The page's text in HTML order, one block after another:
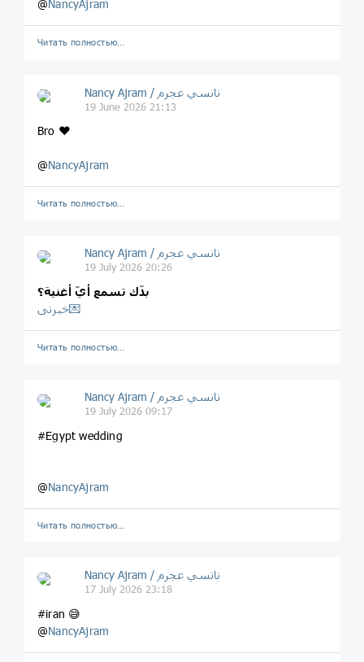
@NancyAjram
Читать полностью…
Nancy Ajram / نانسي عجرم
19 June 2026 21:13
Bro ❤️
@NancyAjram
Читать полностью…
Nancy Ajram / نانسي عجرم
19 July 2026 20:26
بدّك تسمع أيّ أغنية؟
خبرنی💌
Читать полностью…
Nancy Ajram / نانسي عجرم
19 July 2026 09:17
#Egypt wedding
@NancyAjram
Читать полностью…
Nancy Ajram / نانسي عجرم
17 July 2026 23:18
#iran 😅
@NancyAjram